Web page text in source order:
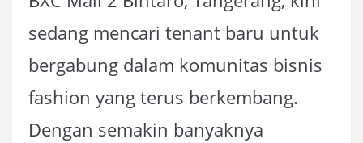
sedang mencari tenant baru untuk
bergabung dalam komunitas bisnis
fashion yang terus berkembang.
Dengan semakin banyaknya